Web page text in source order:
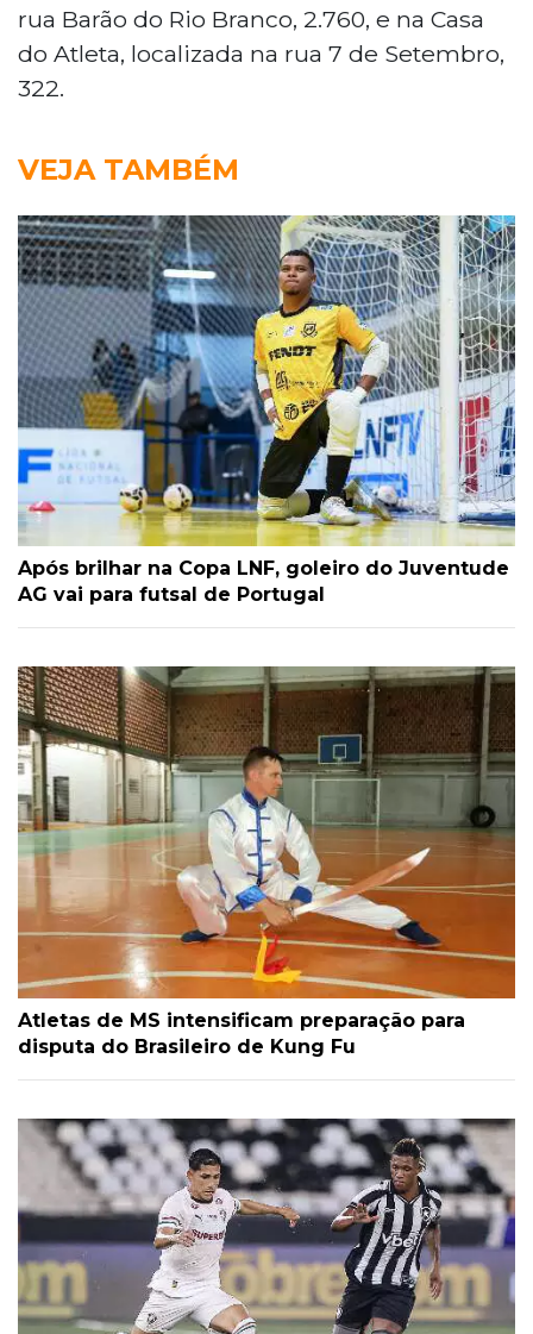
rua Barão do Rio Branco, 2.760, e na Casa
do Atleta, localizada na rua 7 de Setembro,
322.
VEJA TAMBÉM
Após brilhar na Copa LNF, goleiro do Juventude
AG vai para futsal de Portugal
Atletas de MS intensificam preparação para
disputa do Brasileiro de Kung Fu